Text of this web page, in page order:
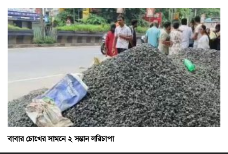
বাবার চোখের সামনে ২ সন্তান লরিচাপা